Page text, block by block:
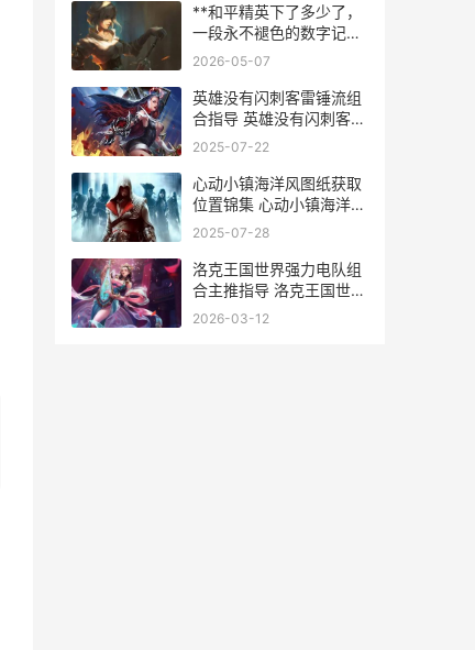
**和平精英下了多少了，
一段永不褪色的数字记忆
**
2026-05-07
英雄没有闪刺客雷锤流组
合指导 英雄没有闪刺客能
玩吗
2025-07-22
心动小镇海洋风图纸获取
位置锦集 心动小镇海洋风
厨房组合怎么获得
2025-07-28
洛克王国世界强力电队组
合主推指导 洛克王国世界
强力精灵推荐
2026-03-12